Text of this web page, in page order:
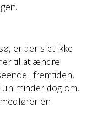
er der slet ikke
til at ændre
i fremtiden,
minder dog om,
en